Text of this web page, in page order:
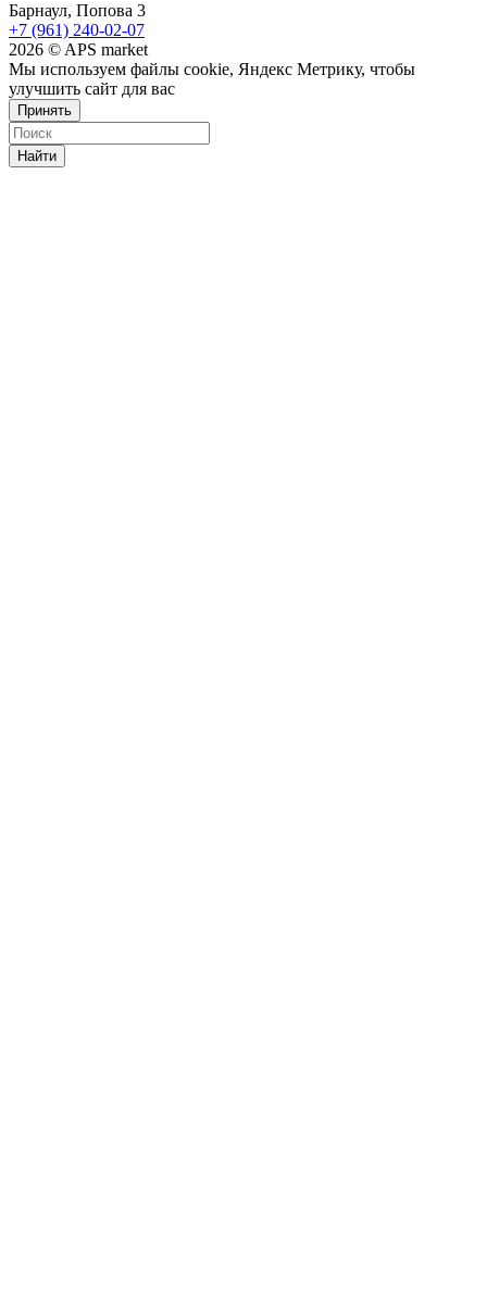
Барнаул, Попова 3
+7 (961) 240-02-07
2026 © APS market
Мы используем файлы cookie, Яндекс Метрику, чтобы
улучшить сайт для вас
Принять
Найти